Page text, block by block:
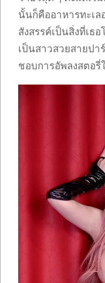
นั้นก็คืออาหารทะเ
สังสรรค์เป็นสิ่งที่เธ
เป็นสาวสวยสายป
ชอบการอัพลงสตอ